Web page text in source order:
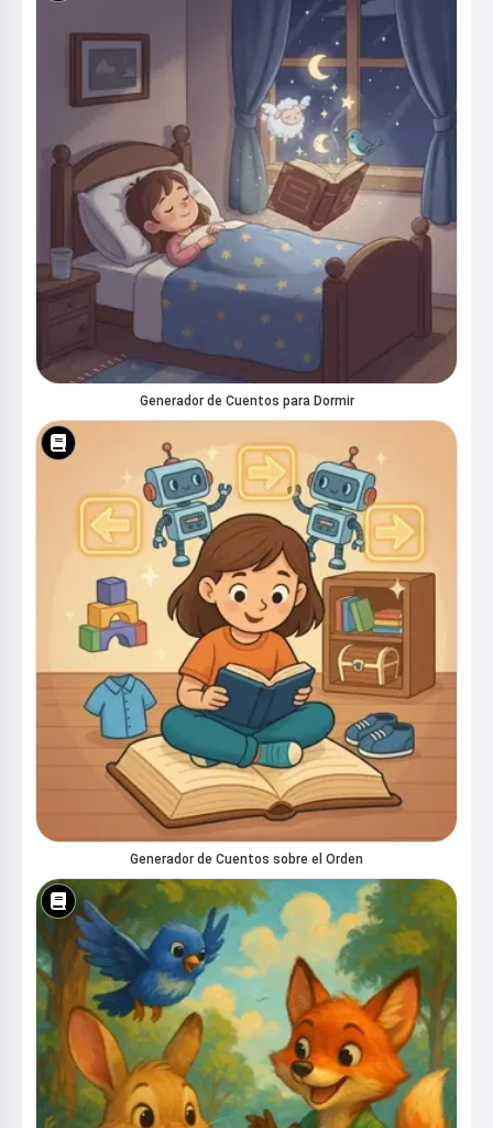
Generador de Cuentos para Dormir
Generador de Cuentos sobre el Orden